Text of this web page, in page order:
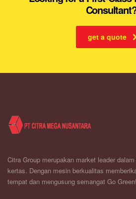
get a quote
Citra Group merupakan market leader
kertas. Dengan mesin berkualitas
tempat dan mengusung semangat Go Green!